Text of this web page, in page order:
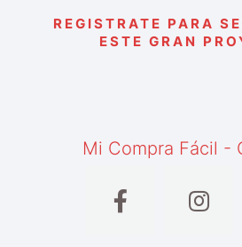
REGISTRATE PARA
ESTE GRAN
Mi Compra Fácil -